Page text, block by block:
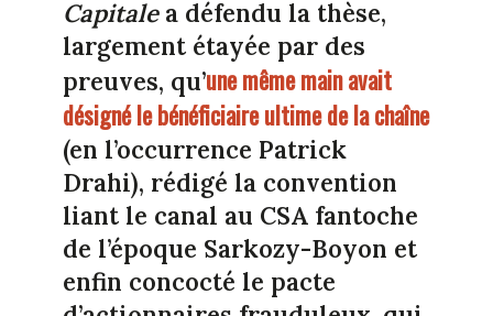
Capitalea défendu la thèse,
largement étayée par des
preuves, qu’une même main avait
désigné le bénéficiaire ultime de la chaîne
(en l’occurrence Patrick
Drahi), rédigé la convention
liant le canal au CSA fantoche
de l’époque Sarkozy-Boyon et
enfin concocté le pacte